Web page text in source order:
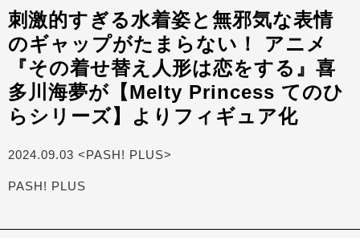
刺激的すぎる水着姿と無邪気な表情
のギャップがたまらない！ アニメ
『その着せ替え人形は恋をする』喜
多川海夢が【Melty Princess てのひ
らシリーズ】よりフィギュア化
2024.09.03 <PASH! PLUS>
PASH! PLUS